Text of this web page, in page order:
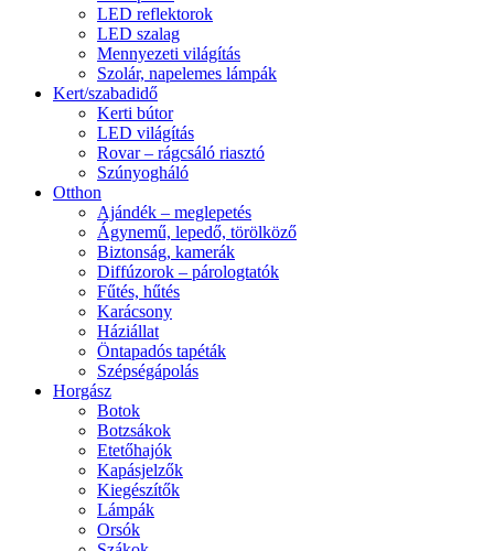
LED reflektorok
LED szalag
Mennyezeti világítás
Szolár, napelemes lámpák
Kert/szabadidő
Kerti bútor
LED világítás
Rovar – rágcsáló riasztó
Szúnyogháló
Otthon
Ajándék – meglepetés
Ágynemű, lepedő, törölköző
Biztonság, kamerák
Diffúzorok – párologtatók
Fűtés, hűtés
Karácsony
Háziállat
Öntapadós tapéták
Szépségápolás
Horgász
Botok
Botzsákok
Etetőhajók
Kapásjelzők
Kiegészítők
Lámpák
Orsók